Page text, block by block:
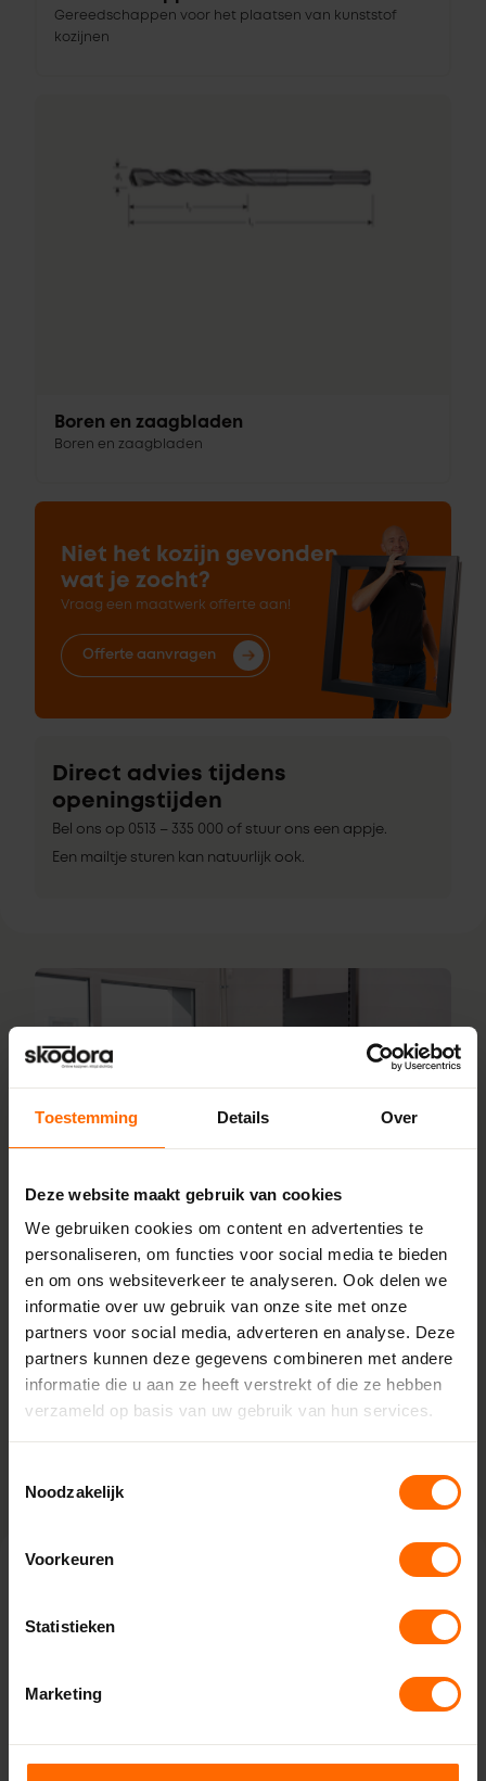
Toestemming Details Over
Deze website maakt gebruik van cookies
We gebruiken cookies om content en advertenties te
personaliseren, om functies voor social media te bieden
en om ons websiteverkeer te analyseren. Ook delen we
informatie over uw gebruik van onze site met onze
partners voor social media, adverteren en analyse. Deze
partners kunnen deze gegevens combineren met andere
informatie die u aan ze heeft verstrekt of die ze hebben
verzameld op basis van uw gebruik van hun services.
Noodzakelijk
Voorkeuren
Statistieken
Marketing
Gereedschappen voor het plaatsen van kunststof
kozijnen
Boren en zaagbladen
Boren en zaagbladen
Niet het kozijn gevonden
wat je zocht?
Vraag een maatwerk offerte aan!
Offerte aanvragen
Direct advies tijdens
openingstijden
Bel ons op 0513 – 335 000 of stuur ons een appje.
Een mailtje sturen kan natuurlijk ook.
Breed assortiment
montagemateriaal
Bij het plaatsen van kunststof kozijnen is het juiste
gereedschap, montagemateriaal en accessoires van
essentieel belang. Bij Skodora begrijpen we het belang van
betrouwbaar en hoogwaardig montagemateriaal, daarom
laten wij verschillende montagematerialen zien die je kunt
voor het luchtdicht en waterdicht plaatsen van kozijnen.
uitzet totdat de ruimte eromheen volledig is gevuld.
afdichting, waardoor warmteverlies en tocht worden